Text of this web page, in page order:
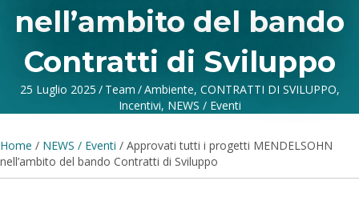
nell’ambito del bando
Contratti di Sviluppo
25 Luglio 2025 / Team /Ambiente, CONTRATTI DI SVILUPPO,
Incentivi, NEWS / Eventi
Home / NEWS / Eventi / Approvati tutti i progetti MENDELSOHN
nell’ambito del bando Contratti di Sviluppo